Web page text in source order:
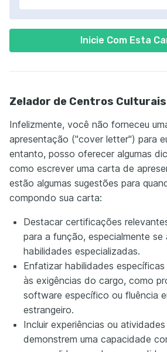
Inicie Com Esta
Zelador de Centros Culturais
Infelizmente, você não forneceu
apresentação ("cover letter") para
entanto, posso oferecer algumas
como escrever uma carta de
estão algumas sugestões para
compondo sua carta:
Destacar certificações
para a função, especialmente se
habilidades especializadas.
Enfatizar habilidades
às exigências do cargo, como
software específico ou fluência
estrangeiro.
Incluir experiências ou
demonstrem uma capacidade